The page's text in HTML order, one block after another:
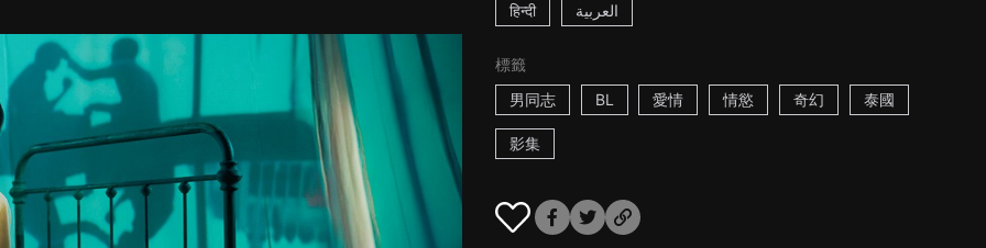
हिन्दी العربية
標籤
男同志
BL 愛情 情慾 奇幻 泰國
影集